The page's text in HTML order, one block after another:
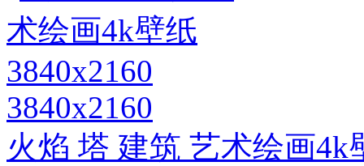
3840x2160
火焰 塔 建筑 艺术绘画4k